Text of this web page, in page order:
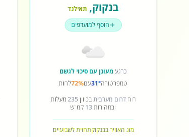
בנקוק,תאילנד
הוסף למועדפים
כרגעמעונן עם סיכוי לגשם
טמפרטורה31°עם72%לחות
רוחדרום מערביתבכיוון 235מעלות
ובמהירות 13 קמ"ש
מזג האוויר בבנקוקתחזית לשבועיים